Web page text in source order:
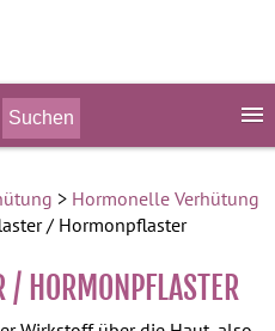
> Hormonelle Verhütung
/ Hormonpflaster
/ HORMONPFLASTER